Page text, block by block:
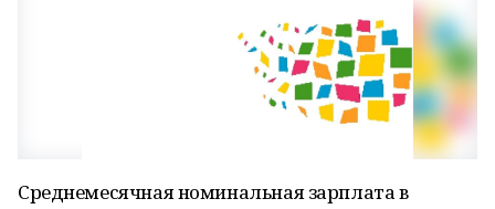
Среднемесячная номинальная зарплата в